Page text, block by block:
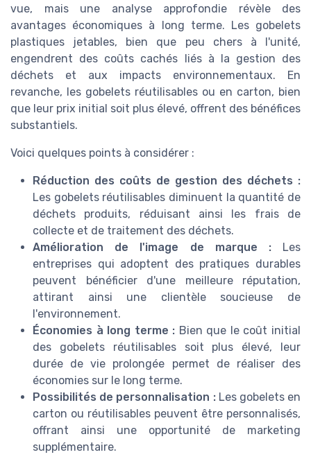
vue, mais une analyse approfondie révèle des
avantages économiques à long terme. Les gobelets
plastiques jetables, bien que peu chers à l'unité,
engendrent des coûts cachés liés à la gestion des
déchets et aux impacts environnementaux. En
revanche, les gobelets réutilisables ou en carton, bien
que leur prix initial soit plus élevé, offrent des bénéfices
substantiels.
Voici quelques points à considérer :
Réduction des coûts de gestion des déchets :
Les gobelets réutilisables diminuent la quantité de
déchets produits, réduisant ainsi les frais de
collecte et de traitement des déchets.
Amélioration de l'image de marque :Les
entreprises qui adoptent des pratiques durables
peuvent bénéficier d'une meilleure réputation,
attirant ainsi une clientèle soucieuse de
l'environnement.
Économies à long terme : Bien que le coût initial
des gobelets réutilisables soit plus élevé, leur
durée de vie prolongée permet de réaliser des
économies sur le long terme.
Possibilités de personnalisation :Les gobelets en
carton ou réutilisables peuvent être personnalisés,
offrant ainsi une opportunité de marketing
supplémentaire.